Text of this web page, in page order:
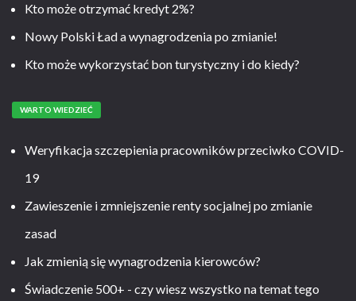
Kto może otrzymać kredyt 2%?
Nowy Polski Ład a wynagrodzenia po zmianie!
Kto może wykorzystać bon turystyczny i do kiedy?
WARTO WIEDZIEĆ
Weryfikacja szczepienia pracowników przeciwko COVID-
19
Zawieszenie i zmniejszenie renty socjalnej po zmianie
zasad
Jak zmienią się wynagrodzenia kierowców?
Świadczenie 500+ - czy wiesz wszystko na temat tego